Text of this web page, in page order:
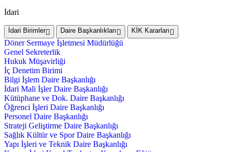
İdari
İdari Birimler Daire Başkanlıkları KİK Kararları
Döner Sermaye İşletmesi Müdürlüğü
Genel Sekreterlik
Hukuk Müşavirliği
İç Denetim Birimi
Bilgi İşlem Daire Başkanlığı
İdari Mali İşler Daire Başkanlığı
Kütüphane ve Dok. Daire Başkanlığı
Öğrenci İşleri Daire Başkanlığı
Personel Daire Başkanlığı
Strateji Geliştirme Daire Başkanlığı
Sağlık Kültür ve Spor Daire Başkanlığı
Yapı İşleri ve Teknik Daire Başkanlığı